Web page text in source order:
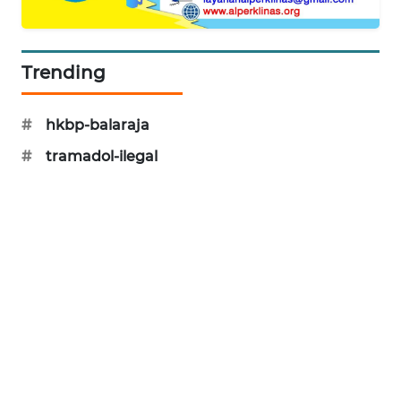
Trending
#
hkbp-balaraja
#
tramadol-ilegal
WN
TANGERANG
WN